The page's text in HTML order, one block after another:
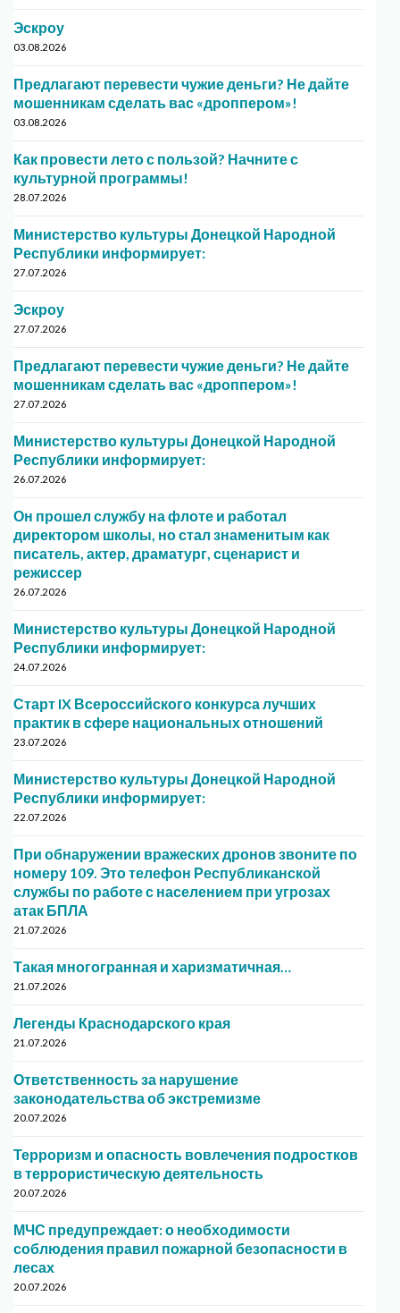
Эскроу
03.08.2026
Предлагают перевести чужие деньги? Не дайте
мошенникам сделать вас «дроппером»!
03.08.2026
Как провести лето с пользой? Начните с
культурной программы!
28.07.2026
Министерство культуры Донецкой Народной
Республики информирует:
27.07.2026
Эскроу
27.07.2026
Предлагают перевести чужие деньги? Не дайте
мошенникам сделать вас «дроппером»!
27.07.2026
Министерство культуры Донецкой Народной
Республики информирует:
26.07.2026
Он прошел службу на флоте и работал
директором школы, но стал знаменитым как
писатель, актер, драматург, сценарист и
режиссер
26.07.2026
Министерство культуры Донецкой Народной
Республики информирует:
24.07.2026
Старт IX Всероссийского конкурса лучших
практик в сфере национальных отношений
23.07.2026
Министерство культуры Донецкой Народной
Республики информирует:
22.07.2026
При обнаружении вражеских дронов звоните по
номеру 109. Это телефон Республиканской
службы по работе с населением при угрозах
атак БПЛА
21.07.2026
Такая многогранная и харизматичная…
21.07.2026
Легенды Краснодарского края
21.07.2026
Ответственность за нарушение
законодательства об экстремизме
20.07.2026
Терроризм и опасность вовлечения подростков
в террористическую деятельность
20.07.2026
МЧС предупреждает: о необходимости
соблюдения правил пожарной безопасности в
лесах
20.07.2026